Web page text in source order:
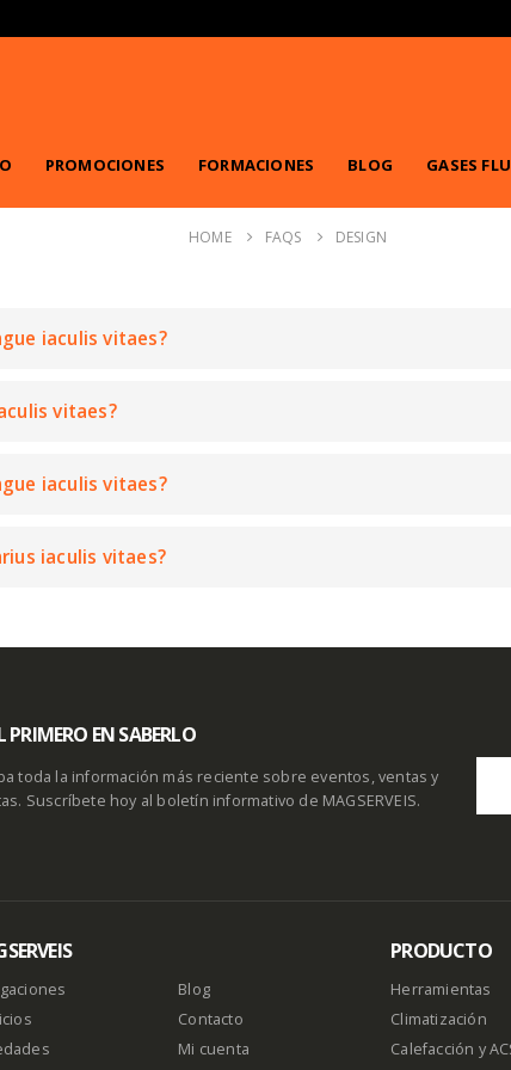
PROMOCIONES FORMACIONES BLOG GASES
HOME FAQS DESIGN
iaculis vitaes?
vitaes?
iaculis vitaes?
iaculis vitaes?
PRIMERO EN SABERLO
toda la información más reciente sobre eventos, ventas y
Suscríbete hoy al boletín informativo de MAGSERVEIS.
Blog
Contacto
Mi cuenta
PRODUCTO
Herramientas
Climatización
Calefacción y